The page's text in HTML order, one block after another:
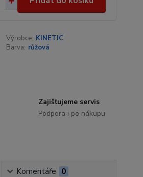
Výrobce: KINETIC
Barva: růžová
Zajišťujeme servis
Podpora i po nákupu
Komentáře 0